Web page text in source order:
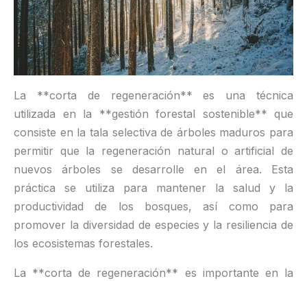
La **corta de regeneración** es una técnica
utilizada en la **gestión forestal sostenible** que
consiste en la tala selectiva de árboles maduros para
permitir que la regeneración natural o artificial de
nuevos árboles se desarrolle en el área. Esta
práctica se utiliza para mantener la salud y la
productividad de los bosques, así como para
promover la diversidad de especies y la resiliencia de
los ecosistemas forestales.
La **corta de regeneración** es importante en la